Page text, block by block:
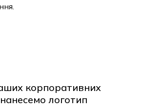
корпоративних
логотип